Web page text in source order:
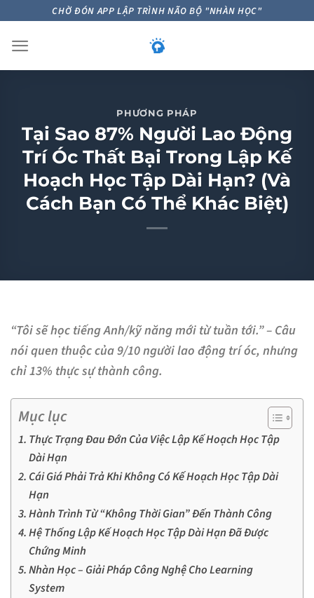
content
CHỜ ĐÓN APP LẬP TRÌNH NÃO BỘ "NHÀN HỌC"
PHƯƠNG PHÁP
Tại Sao 87% Người Lao Động
Trí Óc Thất Bại Trong Lập Kế
Hoạch Học Tập Dài Hạn? (Và
Cách Bạn Có Thể Khác Biệt)
“Tôi sẽ học tiếng Anh/kỹ năng mới từ tuần tới.” – Câu
nói quen thuộc của 9/10 người lao động trí óc, nhưng
chỉ 13% thực sự thành công.
Mục lục
Thực Trạng Đau Đớn Của Việc Lập Kế Hoạch Học Tập
Dài Hạn
Cái Giá Phải Trả Khi Không Có Kế Hoạch Học Tập Dài
Hạn
Hành Trình Từ “Không Thời Gian” Đến Thành Công
Hệ Thống Lập Kế Hoạch Học Tập Dài Hạn Đã Được
Chứng Minh
Nhàn Học – Giải Pháp Công Nghệ Cho Learning
System